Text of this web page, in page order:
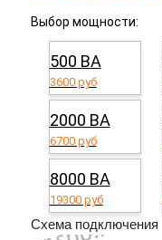
Выбор мощности:
500 ВА
3600 руб
2000 ВА
6700 руб
8000 ВА
19300 руб
Схема подключения